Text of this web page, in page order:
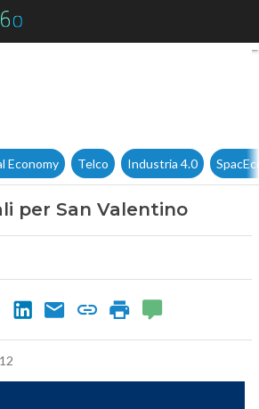
Tariffe speciali per San
Economy Telco Industria 4.0
per San Valentino